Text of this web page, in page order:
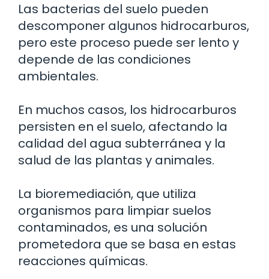
Las bacterias del suelo pueden
descomponer algunos hidrocarburos,
pero este proceso puede ser lento y
depende de las condiciones
ambientales.
En muchos casos, los hidrocarburos
persisten en el suelo, afectando la
calidad del agua subterránea y la
salud de las plantas y animales.
La bioremediación, que utiliza
organismos para limpiar suelos
contaminados, es una solución
prometedora que se basa en estas
reacciones químicas.